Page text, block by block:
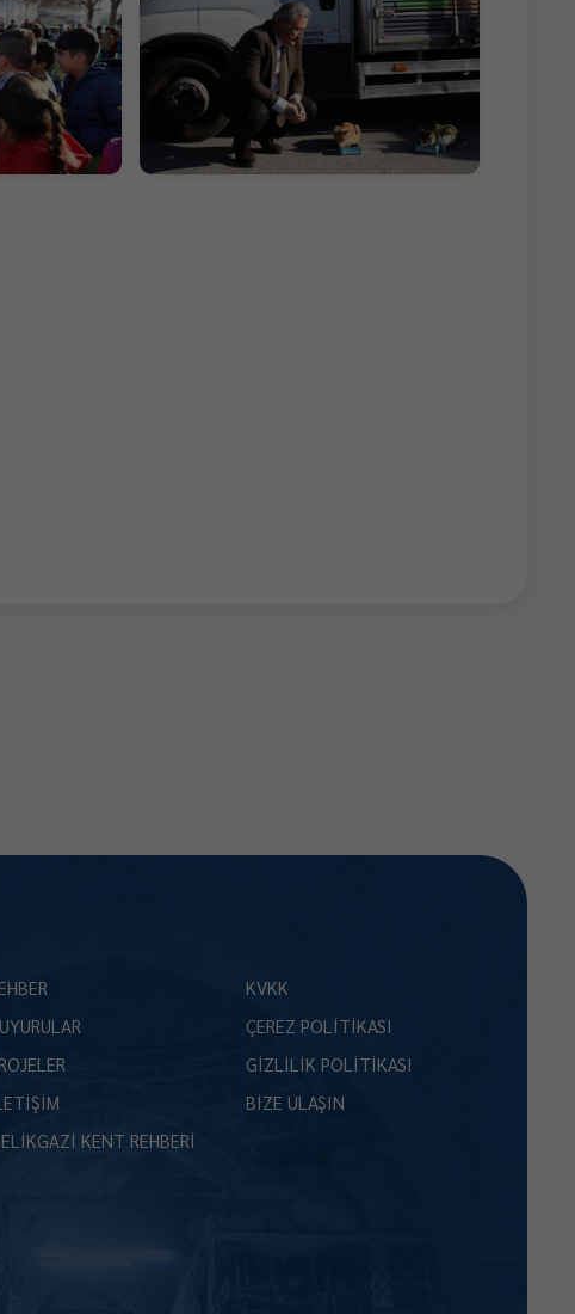
KENT REHBERİ
KVKK
ÇEREZ POLİTİKASI
GİZLİLİK POLİTİKASI
BİZE ULAŞIN